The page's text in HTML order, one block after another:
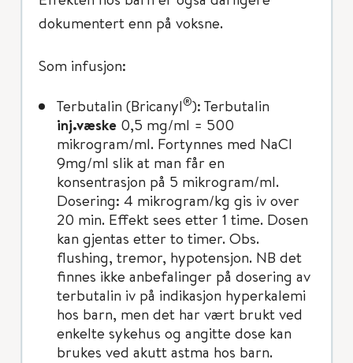
dokumentert enn på voksne.
Som infusjon:
Terbutalin (Bricanyl®): Terbutalin
inj.væske 0,5 mg/ml = 500
mikrogram/ml. Fortynnes med NaCl
9mg/ml slik at man får en
konsentrasjon på 5 mikrogram/ml.
Dosering: 4 mikrogram/kg gis iv over
20 min. Effekt sees etter 1 time. Dosen
kan gjentas etter to timer. Obs.
flushing, tremor, hypotensjon. NB det
finnes ikke anbefalinger på dosering av
terbutalin iv på indikasjon hyperkalemi
hos barn, men det har vært brukt ved
enkelte sykehus og angitte dose kan
brukes ved akutt astma hos barn.